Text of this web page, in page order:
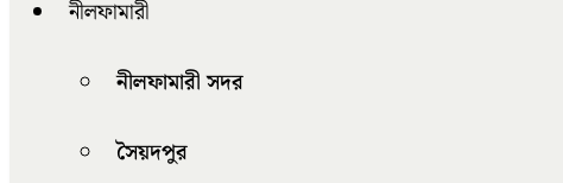
নীলফামারী
নীলফামারী সদর
সৈয়দপুর